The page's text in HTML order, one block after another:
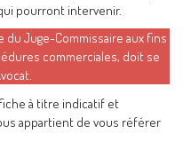
pourront intervenir.
du Juge-Commissaire aux fins
commerciales, doit se
à titre indicatif et
appartient de vous référer